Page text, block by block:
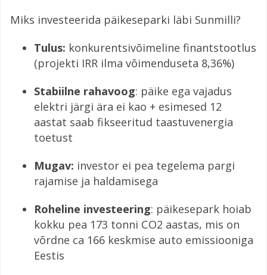
Miks investeerida päikeseparki läbi Sunmilli?
Tulus: konkurentsivõimeline finantstootlus
(projekti IRR ilma võimenduseta 8,36%)
Stabiilne rahavoog: päike ega vajadus
elektri järgi ära ei kao + esimesed 12
aastat saab fikseeritud taastuvenergia
toetust
Mugav: investor ei pea tegelema pargi
rajamise ja haldamisega
Roheline investeering: päikesepark hoiab
kokku pea 173 tonni CO2 aastas, mis on
võrdne ca 166 keskmise auto emissiooniga
Eestis